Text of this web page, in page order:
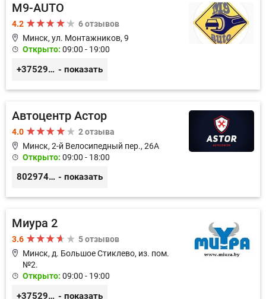
M9-AUTO
4.2
6 отзывов
Минск, ул. Монтажников, 9
Открыто: 09:00 - 19:00
+375299395764 - показать
Автоцентр Астор
4.0
2 отзыва
Минск, 2-й Велосипедный пер., 26А
Открыто: 09:00 - 18:00
80297417788 - показать
Миура 2
3.6
5 отзывов
Минск, д. Большое Стиклево, из. пом.
№2.
Открыто: 09:00 - 19:00
+375293431133 - показать